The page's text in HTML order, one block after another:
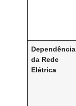
Dependência
da Rede
Elétrica